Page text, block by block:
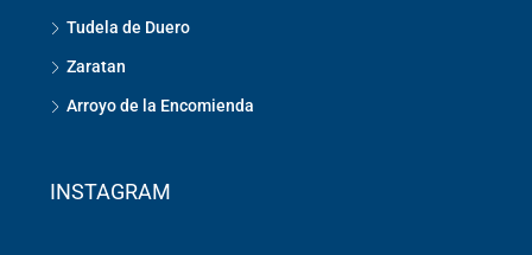
Tudela de Duero
Zaratan
Arroyo de la Encomienda
INSTAGRAM